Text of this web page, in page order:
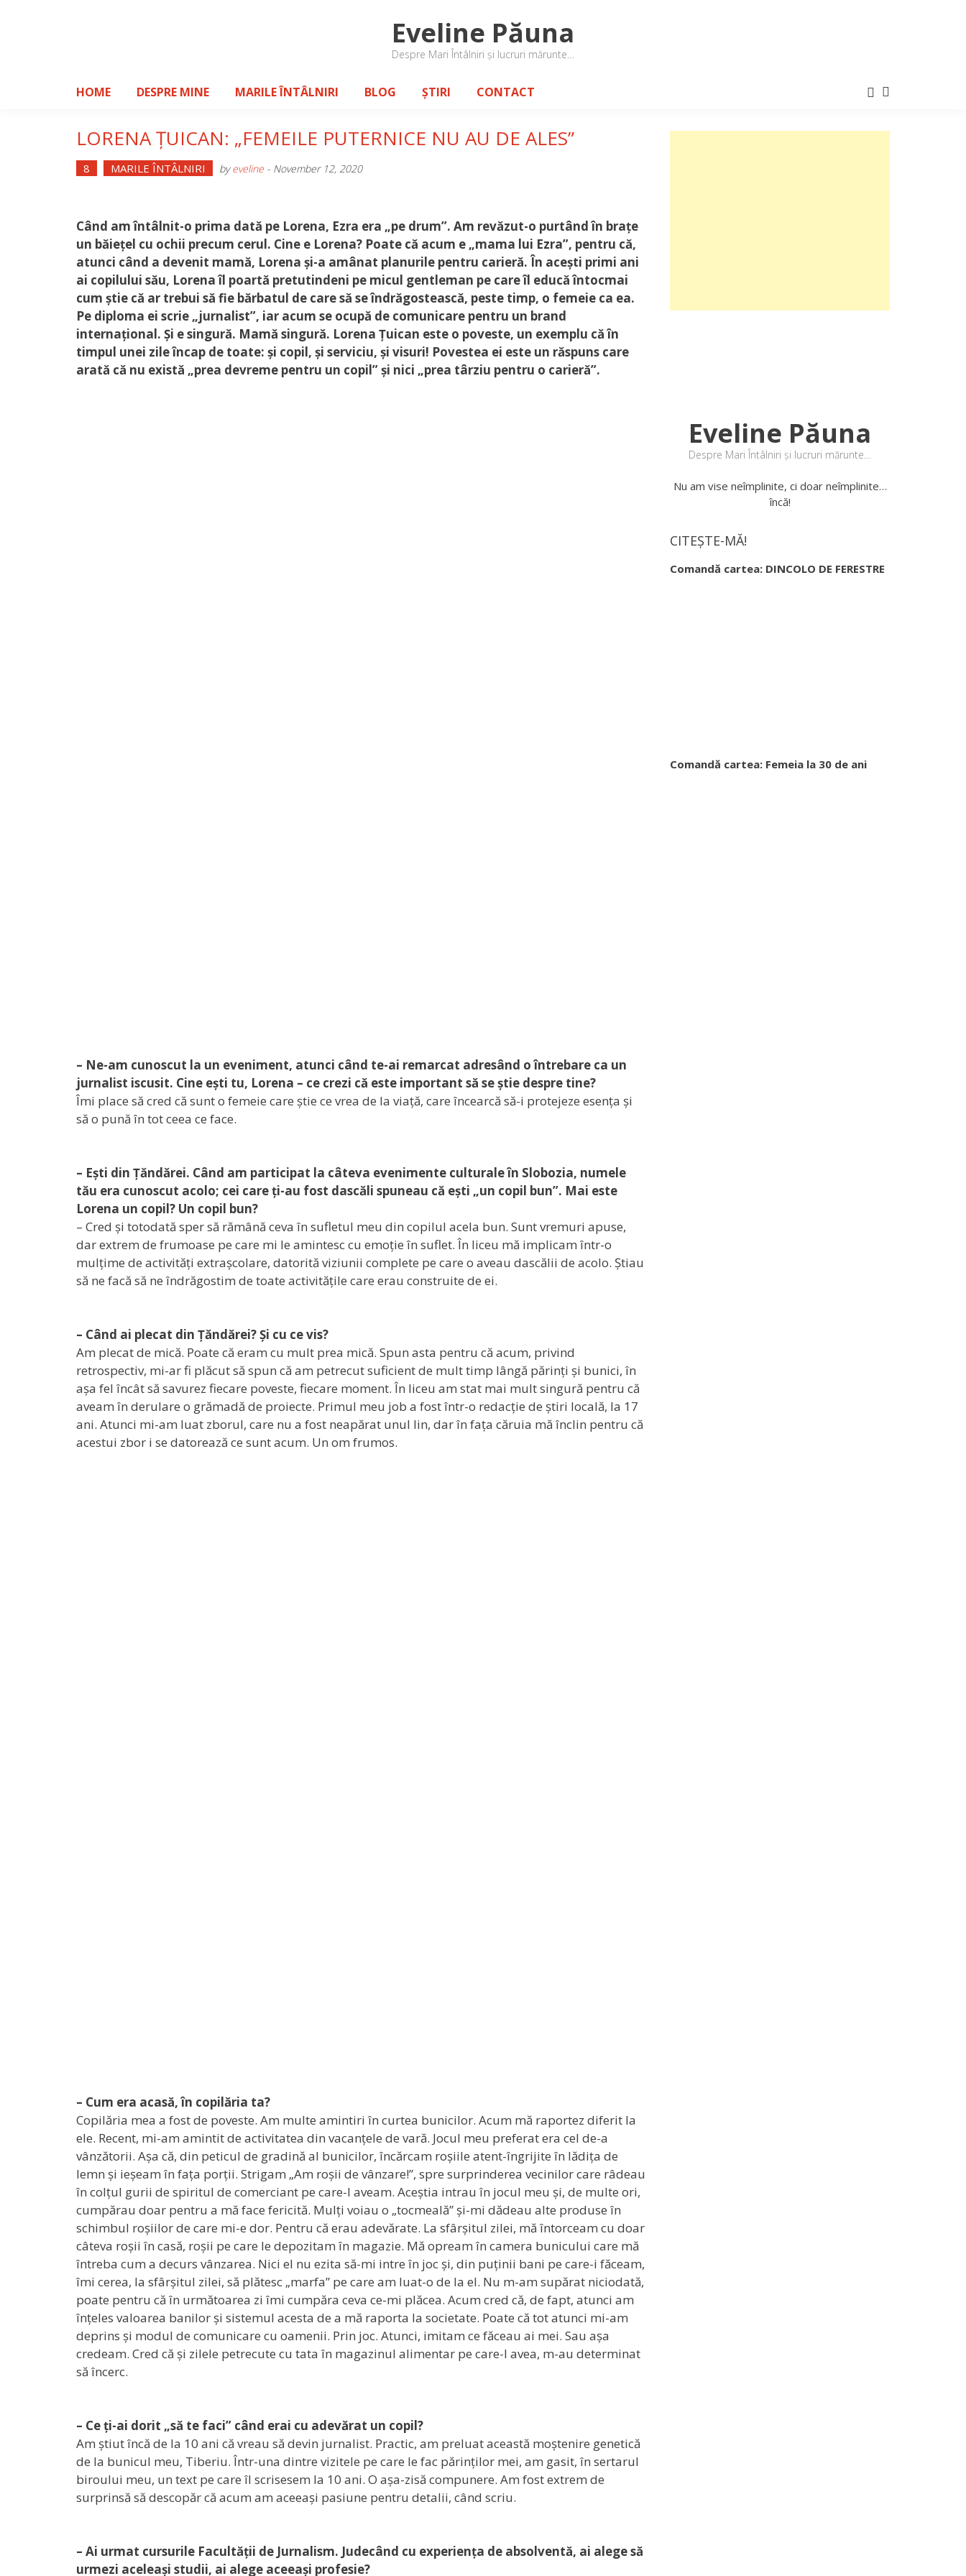
Eveline Păuna
Despre Mari Întâlniri și lucruri mărunte…
HOME DESPRE MINE MARILE ÎNTÂLNIRI BLOG ȘTIRI CONTACT
LORENA ȚUICAN: „FEMEILE PUTERNICE NU AU DE ALES”
8 MARILE ÎNTÂLNIRI byeveline - November 12, 2020
Când am întâlnit-o prima dată pe Lorena, Ezra era „pe drum”. Am revăzut-o purtând în brațe
un băiețel cu ochii precum cerul. Cine e Lorena? Poate că acum e „mama lui Ezra”, pentru că,
atunci când a devenit mamă, Lorena și-a amânat planurile pentru carieră. În acești primi ani
ai copilului său, Lorena îl poartă pretutindeni pe micul gentleman pe care îl educă întocmai
cum știe că ar trebui să fie bărbatul de care să se îndrăgostească, peste timp, o femeie ca ea.
Pe diploma ei scrie „jurnalist”, iar acum se ocupă de comunicare pentru un brand
internațional. Și e singură. Mamă singură. Lorena Țuican este o poveste, un exemplu că în
timpul unei zile încap de toate: și copil, și serviciu, și visuri! Povestea ei este un răspuns care
arată că nu există „prea devreme pentru un copil” și nici „prea târziu pentru o carieră”.
– Ne-am cunoscut la un eveniment, atunci când te-ai remarcat adresând o întrebare ca un
jurnalist iscusit. Cine ești tu, Lorena – ce crezi că este important să se știe despre tine?
Îmi place să cred că sunt o femeie care știe ce vrea de la viață, care încearcă să-i protejeze esența și
să o pună în tot ceea ce face.
– Ești din Țăndărei. Când am participat la câteva evenimente culturale în Slobozia, numele
tău era cunoscut acolo; cei care ți-au fost dascăli spuneau că ești „un copil bun”. Mai este
Lorena un copil? Un copil bun?
– Cred și totodată sper să rămână ceva în sufletul meu din copilul acela bun. Sunt vremuri apuse,
dar extrem de frumoase pe care mi le amintesc cu emoție în suflet. În liceu mă implicam într-o
mulțime de activități extrașcolare, datorită viziunii complete pe care o aveau dascălii de acolo. Știau
să ne facă să ne îndrăgostim de toate activitățile care erau construite de ei.
– Când ai plecat din Țăndărei? Și cu ce vis?
Am plecat de mică. Poate că eram cu mult prea mică. Spun asta pentru că acum, privind
retrospectiv, mi-ar fi plăcut să spun că am petrecut suficient de mult timp lângă părinți și bunici, în
așa fel încât să savurez fiecare poveste, fiecare moment. În liceu am stat mai mult singură pentru că
aveam în derulare o grămadă de proiecte. Primul meu job a fost într-o redacție de știri locală, la 17
ani. Atunci mi-am luat zborul, care nu a fost neapărat unul lin, dar în fața căruia mă înclin pentru că
acestui zbor i se datorează ce sunt acum. Un om frumos.
– Cum era acasă, în copilăria ta?
Copilăria mea a fost de poveste. Am multe amintiri în curtea bunicilor. Acum mă raportez diferit la
ele. Recent, mi-am amintit de activitatea din vacanțele de vară. Jocul meu preferat era cel de-a
vânzătorii. Așa că, din peticul de gradină al bunicilor, încărcam roșiile atent-îngrijite în lădița de
lemn și ieșeam în fața porții. Strigam „Am roșii de vânzare!”, spre surprinderea vecinilor care râdeau
în colțul gurii de spiritul de comerciant pe care-l aveam. Aceștia intrau în jocul meu și, de multe ori,
cumpărau doar pentru a mă face fericită. Mulți voiau o „tocmeală” și-mi dădeau alte produse în
schimbul roșiilor de care mi-e dor. Pentru că erau adevărate. La sfârșitul zilei, mă întorceam cu doar
câteva roșii în casă, roșii pe care le depozitam în magazie. Mă opream în camera bunicului care mă
întreba cum a decurs vânzarea. Nici el nu ezita să-mi intre în joc și, din puținii bani pe care-i făceam,
îmi cerea, la sfârșitul zilei, să plătesc „marfa” pe care am luat-o de la el. Nu m-am supărat niciodată,
poate pentru că în următoarea zi îmi cumpăra ceva ce-mi plăcea. Acum cred că, de fapt, atunci am
înțeles valoarea banilor și sistemul acesta de a mă raporta la societate. Poate că tot atunci mi-am
deprins și modul de comunicare cu oamenii. Prin joc. Atunci, imitam ce făceau ai mei. Sau așa
credeam. Cred că și zilele petrecute cu tata în magazinul alimentar pe care-l avea, m-au determinat
să încerc.
– Ce ți-ai dorit „să te faci” când erai cu adevărat un copil?
Am știut încă de la 10 ani că vreau să devin jurnalist. Practic, am preluat această moștenire genetică
de la bunicul meu, Tiberiu. Într-una dintre vizitele pe care le fac părinților mei, am gasit, în sertarul
biroului meu, un text pe care îl scrisesem la 10 ani. O așa-zisă compunere. Am fost extrem de
surprinsă să descopăr că acum am aceeași pasiune pentru detalii, când scriu.
– Ai urmat cursurile Facultății de Jurnalism. Judecând cu experiența de absolventă, ai alege să
urmezi aceleași studii, ai alege aceeași profesie?
Eveline Păuna
Despre Mari Întâlniri și lucruri mărunte…
Nu am vise neîmplinite, ci doar neîmplinite…
încă!
CITEȘTE-MĂ!
Comandă cartea: DINCOLO DE FERESTRE
Comandă cartea: Femeia la 30 de ani